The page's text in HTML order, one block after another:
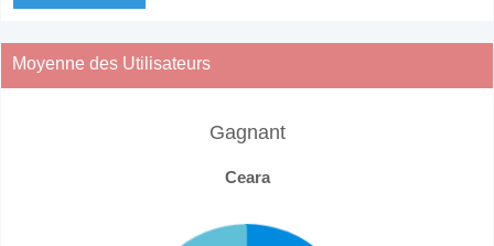
Moyenne des Utilisateurs
Gagnant
Ceara